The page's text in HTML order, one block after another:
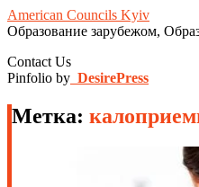
American Councils Kyiv
Образование зарубежом,
Contact Us
Pinfolio by DesirePress
Метка: